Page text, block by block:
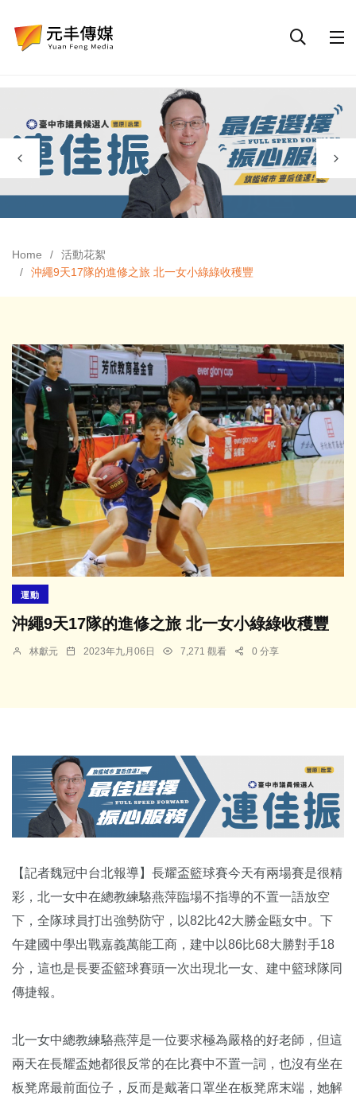
Home
活動花絮
沖繩9天17隊的進修之旅 北一女小綠綠收穫豐
運動
沖繩9天17隊的進修之旅 北一女小綠綠收穫豐
林獻元 2023年九月06日 7,271 觀看 0 分享
【記者魏冠中台北報導】長耀盃籃球賽今天有兩場賽是很精
彩，北一女中在總教練駱燕萍臨場不指導的不置一語放空
下，全隊球員打出強勢防守，以82比42大勝金甌女中。下
午建國中學出戰嘉義萬能工商，建中以86比68大勝對手18
分，這也是長要盃籃球賽頭一次出現北一女、建中籃球隊同
傳捷報。
北一女中總教練駱燕萍是一位要求極為嚴格的好老師，但這
兩天在長耀盃她都很反常的在比賽中不置一詞，也沒有坐在
板凳席最前面位子，反而是戴著口罩坐在板凳席末端，她解